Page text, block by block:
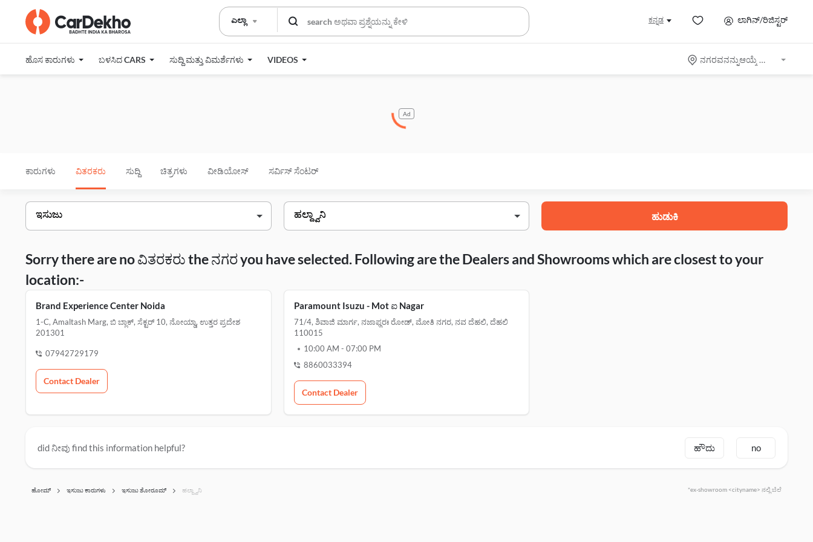
ಎಲ್ಲಾ ಕನ್ನಡ ಲಾಗಿನ್/ರಿಜಿಸ್ಟರ್
ಹೊಸ ಕಾರುಗಳು ಬಳಸಿದ CARS ಸುದ್ದಿ ಮತ್ತು ವಿಮರ್ಶೆಗಳು VIDEOS ನಗರವನನ್ನುಆಯ್ಕೆ ಮಾಡಿ
Ad
ಕಾರುಗಳು ವಿತರಕರು ಸುದ್ದಿ ಚಿತ್ರಗಳು ವೀಡಿಯೋಸ್ ಸರ್ವಿಸ್ ಸೆಂಟರ್
ಹುಡುಕಿ
Sorry there are no ವಿತರಕರು the ನಗರ you have selected. Following are the Dealers and Showrooms which are closest to your
location:-
Brand Experience Center Noida
1-C, Amaltash Marg, ಬಿ ಬ್ಲಾಕ್, ಸೆಕ್ಟರ್ 10, ನೋಯ್ಡಾ, ಉತ್ತರ ಪ್ರದೇಶ
201301
07942729179
Contact Dealer
Paramount Isuzu - Mot ಐ Nagar
71/4, ಶಿವಾಜಿ ಮಾರ್ಗ, ನಜಾಫ್ಗರಃ ರೋಡ್, ಮೋತಿ ನಗರ, ನವ ದೆಹಲಿ, ದೆಹಲಿ
110015
10:00 AM - 07:00 PM
8860033394
Contact Dealer
did ನೀವು find this information helpful? ಹೌದು no
ಹೋಮ್ ಇಸುಜು ಕಾರುಗಳು ಇಸುಜು ಶೋರೂಮ್‌ ಹಲ್ದ್ವಾನಿ *ex-showroom <cityname> ನಲ್ಲಿ ಬೆಲೆ